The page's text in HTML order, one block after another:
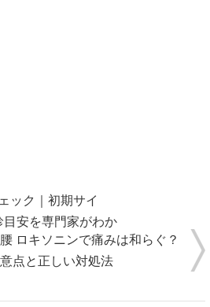
ック｜初期サイ
安を専門家がわか
ロキソニンで痛みは和らぐ？
点と正しい対処法